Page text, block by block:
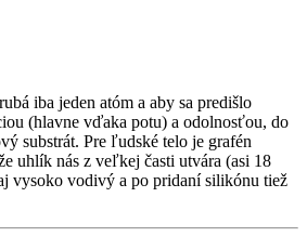
iba jeden atóm a aby sa predišlo
(hlavne vďaka potu) a odolnosťou, do
substrát. Pre ľudské telo je grafén
uhlík nás z veľkej časti utvára (asi 18
vysoko vodivý a po pridaní silikónu tiež